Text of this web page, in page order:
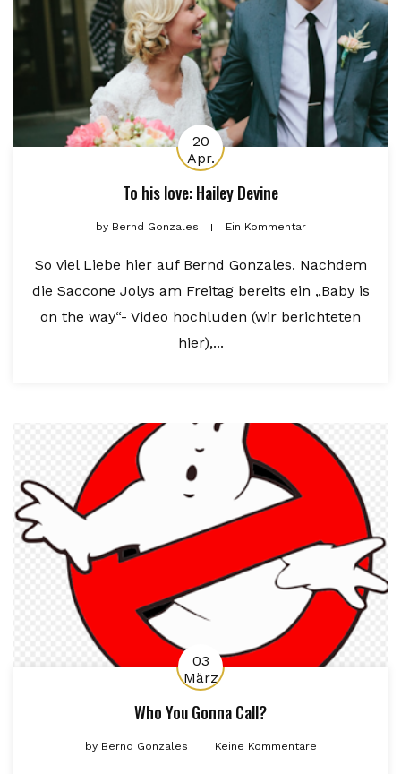
20
Apr.
To his love: Hailey Devine
byBernd Gonzales Ein Kommentar
So viel Liebe hier auf Bernd Gonzales. Nachdem
die Saccone Jolys am Freitag bereits ein „Baby is
on the way“- Video hochluden (wir berichteten
hier),...
03
März
Who You Gonna Call?
byBernd Gonzales Keine Kommentare